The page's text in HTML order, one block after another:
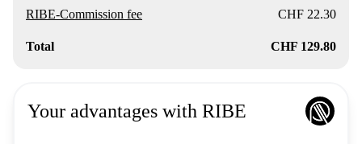
RIBE-Commission fee CHF 22.30
Total CHF 129.80
Your advantages with RIBE